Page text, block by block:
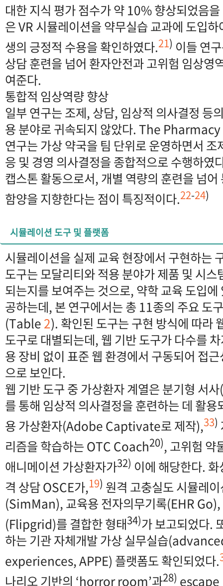
대한 지식 평가 점수가 약 10% 향상되었음
은 VR 시뮬레이션을 약무실습 교과에 도입
생의 긍정적 수용을 확인하였다.21) 이들 연
상담 훈련을 넘어 환자안전과 고위험 임상영
여준다.
통합적 임상역량 향상
일부 연구는 조제, 상담, 임상적 의사결정 등
용 분야로 귀속되지 않았다. The
연구는 가상 약국을 팀 단위로 운영하면서
응 및 경영 의사결정을 종합적으로 수행하였
캡스톤 활동으로서, 개별 역량의 훈련을 넘
함양을 지향한다는 점이 특징적이다.22-24)
시뮬레이션 도구 및 플랫폼
시뮬레이션을 실제 교육 현장에서 구현하는
도구는 모달리티와 적용 분야가 제품 및 시
되는지를 보여주는 것으로, 약학 교육 도입
공하는데, 본 연구에서는 총 11종의 주요 도
(Table2). 확인된 도구는 구현 방식에 따라
도구로 대별되는데, 웹 기반 도구가 다수를
용 장비 없이 표준 웹 환경에서 구동되어 접
으로 보인다.
웹 기반 도구 중 가상환자 계열은 분기형
를 통해 임상적 의사결정을 훈련하는 데 활
용 가상환자(Adobe Captivate로 제작),33)
리즘을 학습하는 OTC Coach20), 고위험 약
애니메이션 가상환자가32) 이에 해당한다.
격 상담 OSCE가,19) 원격 고충실도 시뮬레
(SimMan), 교육용 전자의무기록(EHR Go),
(Flipgrid)를 결합한 형태34)가 보고되었다.
하는 기관 자체개발 가상 실무실습
experiences, APPE) 플랫폼도 확인되었다.
나리오 기반의 ‘horror room’과28)